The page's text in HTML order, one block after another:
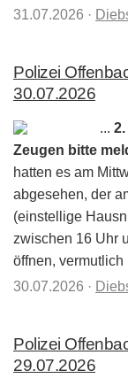
31.07.2026 ·
Polizei
30.07.2026
...
Zeugen bitte
hatten es am
abgesehen, der
(einstellige
zwischen 16 Uhr
öffnen, vermutlich
30.07.2026 ·
Polizei
29.07.2026